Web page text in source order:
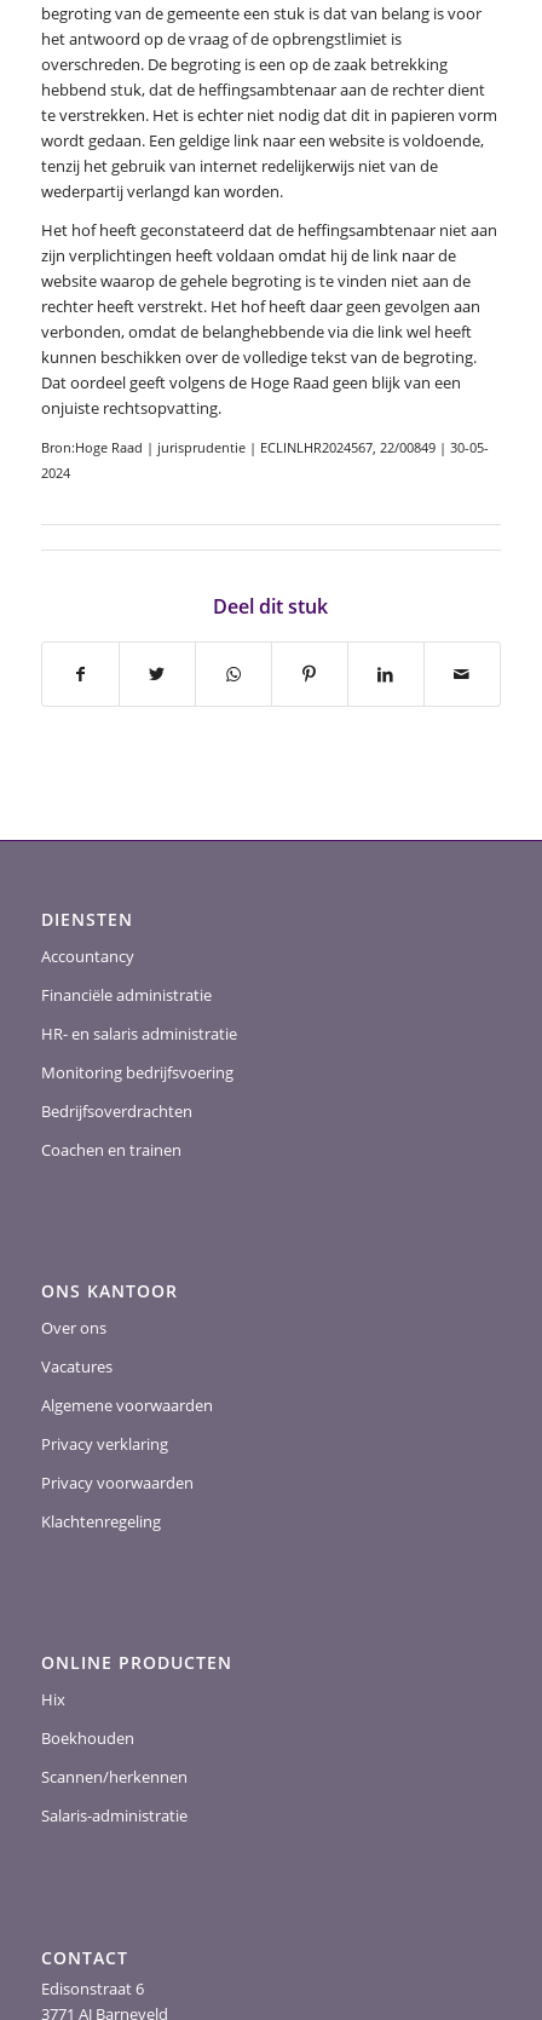
begroting van de gemeente een stuk is dat van belang is voor
het antwoord op de vraag of de opbrengstlimiet is
overschreden. De begroting is een op de zaak betrekking
hebbend stuk, dat de heffingsambtenaar aan de rechter dient
te verstrekken. Het is echter niet nodig dat dit in papieren vorm
wordt gedaan. Een geldige link naar een website is voldoende,
tenzij het gebruik van internet redelijkerwijs niet van de
wederpartij verlangd kan worden.
Het hof heeft geconstateerd dat de heffingsambtenaar niet aan
zijn verplichtingen heeft voldaan omdat hij de link naar de
website waarop de gehele begroting is te vinden niet aan de
rechter heeft verstrekt. Het hof heeft daar geen gevolgen aan
verbonden, omdat de belanghebbende via die link wel heeft
kunnen beschikken over de volledige tekst van de begroting.
Dat oordeel geeft volgens de Hoge Raad geen blijk van een
onjuiste rechtsopvatting.
Bron:Hoge Raad | jurisprudentie | ECLINLHR2024567, 22/00849 | 30-05-
2024
Deel dit stuk
DIENSTEN
Accountancy
Financiële administratie
HR- en salaris administratie
Monitoring bedrijfsvoering
Bedrijfsoverdrachten
Coachen en trainen
ONS KANTOOR
Over ons
Vacatures
Algemene voorwaarden
Privacy verklaring
Privacy voorwaarden
Klachtenregeling
ONLINE PRODUCTEN
Hix
Boekhouden
Scannen/herkennen
Salaris-administratie
CONTACT
Edisonstraat 6
3771 AJ Barneveld